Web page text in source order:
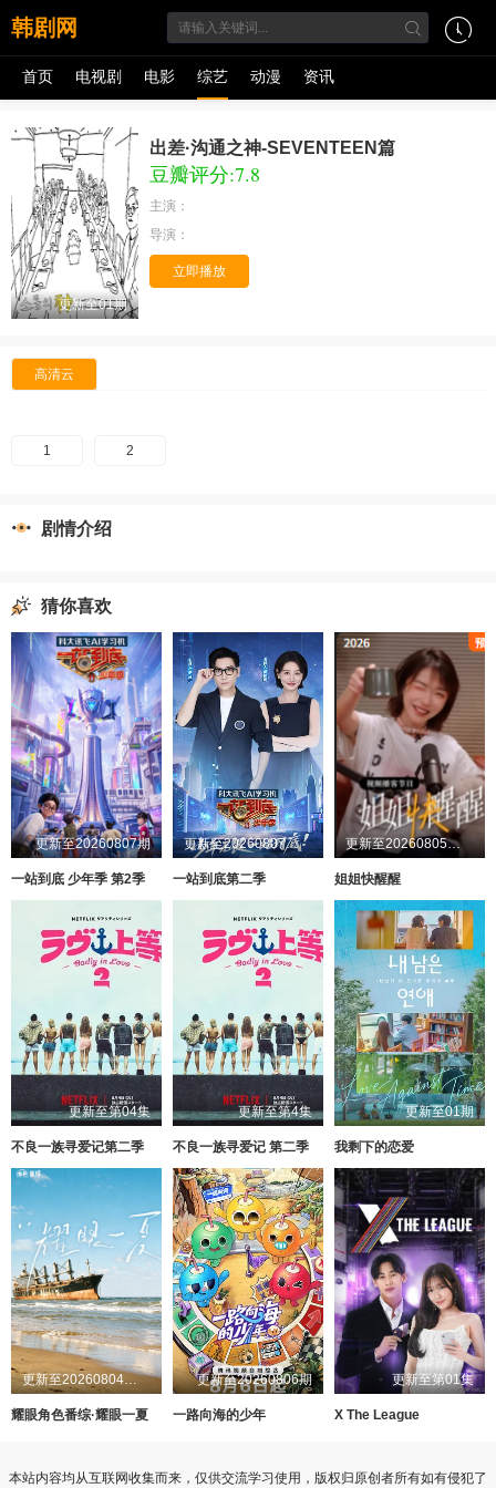
韩剧网
首页 电视剧 电影 综艺 动漫 资讯
更新至01期
出差·沟通之神-SEVENTEEN篇
豆瓣评分:7.8
主演：
导演：
立即播放
高清云
1 2
剧情介绍
猜你喜欢
更新至20260807期
一站到底 少年季 第2季
更新至20260807第1期
一站到底第二季
更新至20260805第1期加更
姐姐快醒醒
更新至第04集
不良一族寻爱记第二季
更新至第4集
不良一族寻爱记 第二季
更新至01期
我剩下的恋爱
更新至20260804第1期
耀眼角色番综·耀眼一夏
更新至20260806期
一路向海的少年
更新至第01集
X The League
本站内容均从互联网收集而来，仅供交流学习使用，版权归原创者所有如有侵犯了